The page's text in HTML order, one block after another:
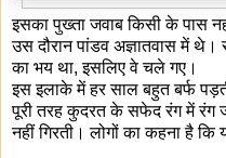
इसका पुख्ता जवाब किसी के पास
उस दौरान पांडव अज्ञातवास में थे।
का भय था, इसलिए वे चले गए।
इस इलाके में हर साल बहुत बर्फ
पूरी तरह कुदरत के सफेद रंग में रंग
नहीं गिरती। लोगों का कहना है कि